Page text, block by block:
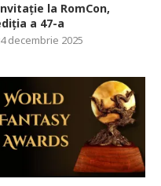
la RomCon,
a 47-a
decembrie 2025